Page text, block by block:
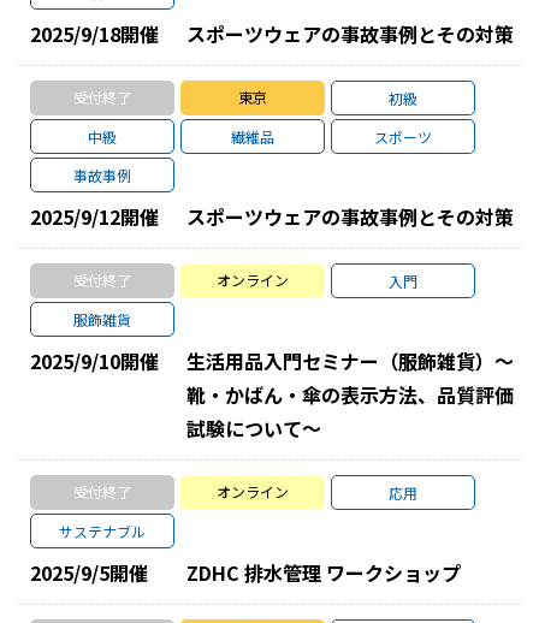
2025/9/18開催 スポーツウェアの事故事例とその対策
受付終了 東京
初級
中級
繊維品
スポーツ
事故事例
2025/9/12開催 スポーツウェアの事故事例とその対策
受付終了 オンライン
入門
服飾雑貨
2025/9/10開催
生活用品入門セミナー（服飾雑貨）～
靴・かばん・傘の表示方法、品質評価
試験について～
受付終了 オンライン
応用
サステナブル
2025/9/5開催 ZDHC 排水管理 ワークショップ